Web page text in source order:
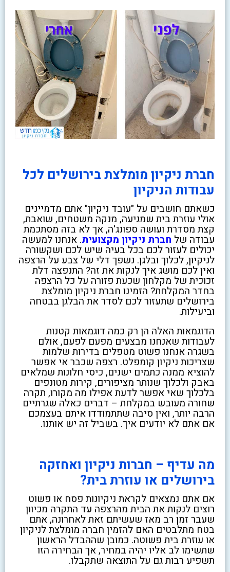
חברת ניקיון מומלצת בירושלים לכל
עבודות הניקיון
כשאתם חושבים על "עובד ניקיון" אתם מדמיינים
אולי עוזרת בית שמגיעה, מנקה משטחים, שואבת,
קצת מסדרת ועושה ספונג'ה, אך לא בזה מסתכמת
עבודה של חברת ניקיון מקצועית. אנחנו למעשה
יכולים לעזור לכם בכל בעיה שיש לכם ושקשורה
לניקיון, לכלוך ובלגן. נשפך דלי של צבע על הרצפה
ואין לכם מושג איך לנקות את זה? התנפצה דלת
זכוכית של מקלחון שכעת פזורה על כל הרצפה
בחדר המקלחת? הזמינו חברת ניקיון מומלצת
בירושלים שתעזור לכם לסדר את הבלגן בבטחה
וביעילות.
הדוגמאות האלה הן רק כמה דוגמאות קטנות
לעבודות שאנחנו מבצעים מפעם לפעם, אולם
בשגרה אנחנו פשוט מטפלים בדירות שלמות
שצריכות ניקיון קומפלט. רצפה שכבר אי אפשר
להוציא ממנה כתמים ישנים, כיסי חלונות שמלאים
באבק ולכלוך שנותר מציפורים, קירות מטונפים
בלכלוך שאי אפשר לדעת אפילו מה מקורו, תקרה
שחורה מעובש במקלחת – דברים כאלה שגרתיים
הרבה יותר, ואין סיבה שתתמודדו איתם בעצמכם
אם אתם לא יודעים איך. בשביל זה יש אותנו.
מה עדיף – חברות ניקיון ואחזקה
בירושלים או עוזרת בית?
אם אתם נמצאים לקראת ניקיונות פסח או פשוט
רוצים לנקות את הבית מהרצפה עד התקרה מכיוון
שעבר זמן רב מאז שעשיתם זאת לאחרונה, אתם
בטח מתלבטים האם להזמין חברה מומלצת לניקיון
או עוזרת בית פשוטה. כמובן שההבדל הראשון
שתשימו לב אליו יהיה במחיר, אך הבחירה הזו
תשפיע רבות גם על התוצאה שתקבלו.